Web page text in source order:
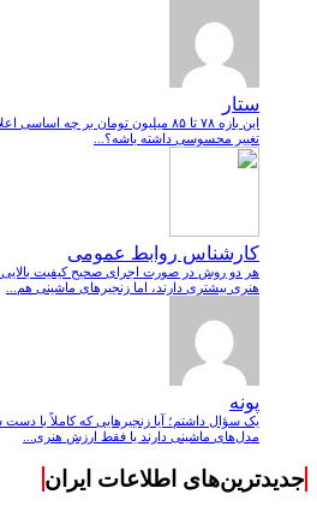
ستار
این بازه ۷۸ تا ۸۵ میلیون تومان بر چه
تغییر محسوسی داشته باشه؟...
کارشناس روابط عمومی
هر دو روش در صورت اجرای صحیح کیفیت
هنری بیشتری دارند، اما زنجیرهای ماشینی هم...
پونه
یک سؤال داشتم؛ آیا زنجیرهایی که کاملاً با
مدل‌های ماشینی دارند یا فقط ارزش هنری...
جدیدترین‌های اطلاعات ایران